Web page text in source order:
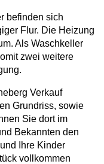
befinden sich
Flur. Die Heizung
Als Waschkeller
zwei weitere
Verkauf
Grundriss, sowie
Sie dort im
Bekannten den
Ihre Kinder
vollkommen